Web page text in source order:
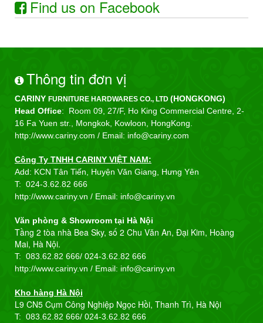
Find us on Facebook
Thông tin đơn vị
CARINY FURNITURE HARDWARES CO., LTD (HONGKONG)
Head Office: Room 09, 27/F, Ho King Commercial Centre, 2-
16 Fa Yuen str., Mongkok, Kowloon, HongKong.
http://www.cariny.com / Email: info@cariny.com
Công Ty TNHH CARINY VIỆT NAM:
Add: KCN Tân Tiến, Huyện Văn Giang, Hưng Yên
T: 024-3.62.82 666
http://www.cariny.vn / Email: info@cariny.vn
Văn phòng & Showroom tại Hà Nội
Tầng 2 tòa nhà Bea Sky, số 2 Chu Văn An, Đại Kim, Hoàng
Mai, Hà Nội.
T: 083.62.82 666/ 024-3.62.82 666
http://www.cariny.vn / Email: info@cariny.vn
Kho hàng Hà Nội
L9 CN5 Cụm Công Nghiệp Ngọc Hồi, Thanh Trì, Hà Nội
T: 083.62.82 666/ 024-3.62.82 666